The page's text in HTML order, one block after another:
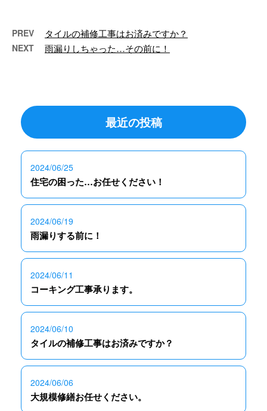
PREV タイルの補修工事はお済みですか？
NEXT 雨漏りしちゃった…その前に！
最近の投稿
2024/06/25
住宅の困った…お任せください！
2024/06/19
雨漏りする前に！
2024/06/11
コーキング工事承ります。
2024/06/10
タイルの補修工事はお済みですか？
2024/06/06
大規模修繕お任せください。